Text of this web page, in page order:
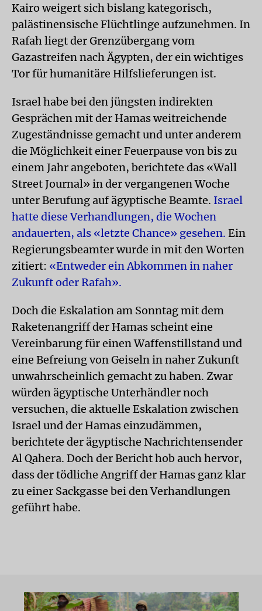
Kairo weigert sich bislang kategorisch,
palästinensische Flüchtlinge aufzunehmen. In
Rafah liegt der Grenzübergang vom
Gazastreifen nach Ägypten, der ein wichtiges
Tor für humanitäre Hilfslieferungen ist.
Israel habe bei den jüngsten indirekten
Gesprächen mit der Hamas weitreichende
Zugeständnisse gemacht und unter anderem
die Möglichkeit einer Feuerpause von bis zu
einem Jahr angeboten, berichtete das «Wall
Street Journal» in der vergangenen Woche
unter Berufung auf ägyptische Beamte. Israel
hatte diese Verhandlungen, die Wochen
andauerten, als «letzte Chance» gesehen. Ein
Regierungsbeamter wurde in mit den Worten
zitiert: «Entweder ein Abkommen in naher
Zukunft oder Rafah».
Doch die Eskalation am Sonntag mit dem
Raketenangriff der Hamas scheint eine
Vereinbarung für einen Waffenstillstand und
eine Befreiung von Geiseln in naher Zukunft
unwahrscheinlich gemacht zu haben. Zwar
würden ägyptische Unterhändler noch
versuchen, die aktuelle Eskalation zwischen
Israel und der Hamas einzudämmen,
berichtete der ägyptische Nachrichtensender
Al Qahera. Doch der Bericht hob auch hervor,
dass der tödliche Angriff der Hamas ganz klar
zu einer Sackgasse bei den Verhandlungen
geführt habe.